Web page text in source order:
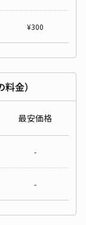
¥300
金）
最安価格
-
-